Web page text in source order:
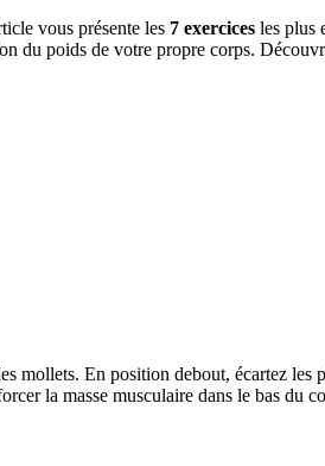
vous présente les 7 exercices les plus
du poids de votre propre corps.
mollets. En position debout, écartez les
la masse musculaire dans le bas du